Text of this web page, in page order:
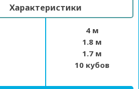
Характеристики
4 м
1.8 м
1.7 м
10 кубов